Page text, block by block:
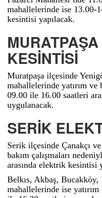
mahallelerinde ise 13.00-
kesintisi yapılacak.
KESİNTİSİ
Muratpaşa ilçesinde
mahallelerinde yatırım ve
09.00 ile 16.00 saatleri
uygulanacak.
SERİK
Serik ilçesinde Çanakçı
bakım çalışmaları
arasında elektrik kesintisi
Belkıs, Akbaş, Bucakköy,
mahallelerinde ise yatırım